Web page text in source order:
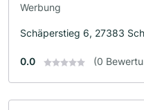
Werbung
Schäperstieg 6, 27383
0.0 (0